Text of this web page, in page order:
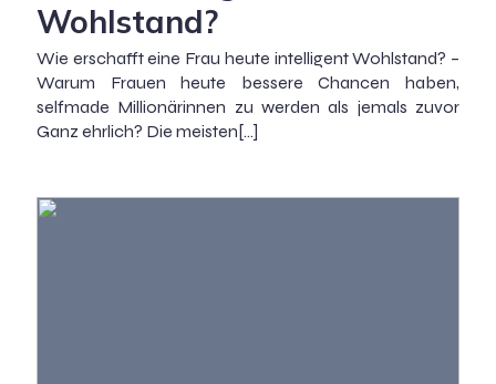
Wohlstand?
Wie erschafft eine Frau heute intelligent Wohlstand? –
Warum Frauen heute bessere Chancen haben,
selfmade Millionärinnen zu werden als jemals zuvor
Ganz ehrlich? Die meisten[…]